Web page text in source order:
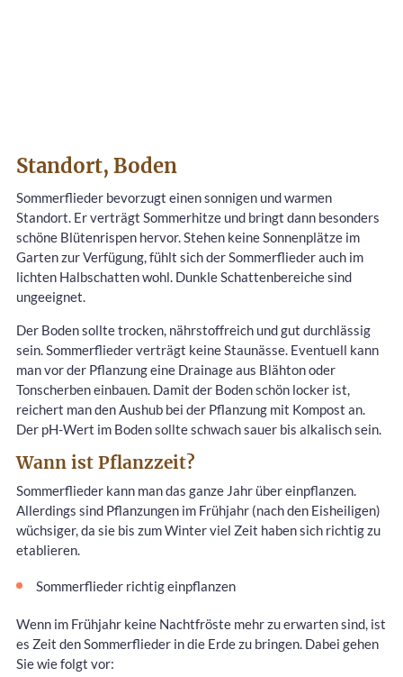
Standort, Boden
Sommerflieder bevorzugt einen sonnigen und warmen
Standort. Er verträgt Sommerhitze und bringt dann besonders
schöne Blütenrispen hervor. Stehen keine Sonnenplätze im
Garten zur Verfügung, fühlt sich der Sommerflieder auch im
lichten Halbschatten wohl. Dunkle Schattenbereiche sind
ungeeignet.
Der Boden sollte trocken, nährstoffreich und gut durchlässig
sein. Sommerflieder verträgt keine Staunässe. Eventuell kann
man vor der Pflanzung eine Drainage aus Blähton oder
Tonscherben einbauen. Damit der Boden schön locker ist,
reichert man den Aushub bei der Pflanzung mit Kompost an.
Der pH-Wert im Boden sollte schwach sauer bis alkalisch sein.
Wann ist Pflanzzeit?
Sommerflieder kann man das ganze Jahr über einpflanzen.
Allerdings sind Pflanzungen im Frühjahr (nach den Eisheiligen)
wüchsiger, da sie bis zum Winter viel Zeit haben sich richtig zu
etablieren.
Sommerflieder richtig einpflanzen
Wenn im Frühjahr keine Nachtfröste mehr zu erwarten sind, ist
es Zeit den Sommerflieder in die Erde zu bringen. Dabei gehen
Sie wie folgt vor: